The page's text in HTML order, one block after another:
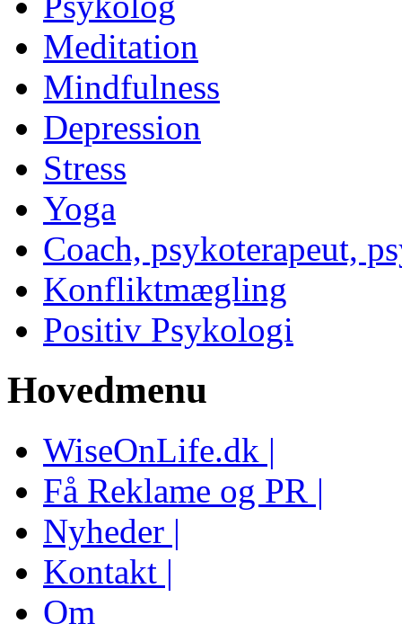
Meditation
Mindfulness
Depression
Stress
Yoga
Coach, psykoterapeut,
Konfliktmægling
Positiv Psykologi
Hovedmenu
WiseOnLife.dk |
Få Reklame og PR |
Nyheder |
Kontakt |
Om